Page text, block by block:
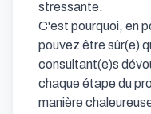
stressante.
C'est pourquoi, en
pouvez être sûr(e)
consultant(e)s
chaque étape du
manière